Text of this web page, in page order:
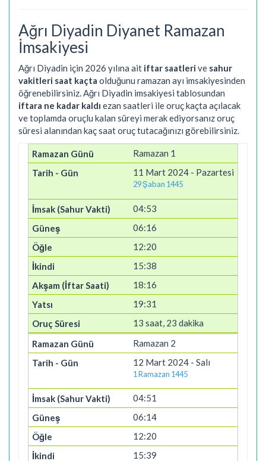
Ağrı Diyadin Diyanet Ramazan
İmsakiyesi
Ağrı Diyadin için 2026 yılına ait iftar saatlerive sahur
vakitleri saat kaçta olduğunu ramazan ayı imsakiyesinden
öğrenebilirsiniz. Ağrı Diyadin imsakiyesi tablosundan
iftara ne kadar kaldı ezan saatleri ile oruç kaçta açılacak
ve toplamda oruçlu kalan süreyi merak ediyorsanız oruç
süresi alanından kaç saat oruç tutacağınızı görebilirsiniz.
Ramazan 1
11 Mart 2024 - Pazartesi
29 Şaban 1445
04:53
06:16
12:20
15:38
18:16
19:31
13 saat, 23 dakika
Ramazan 2
12 Mart 2024 - Salı
1 Ramazan 1445
04:51
06:14
12:20
15:39